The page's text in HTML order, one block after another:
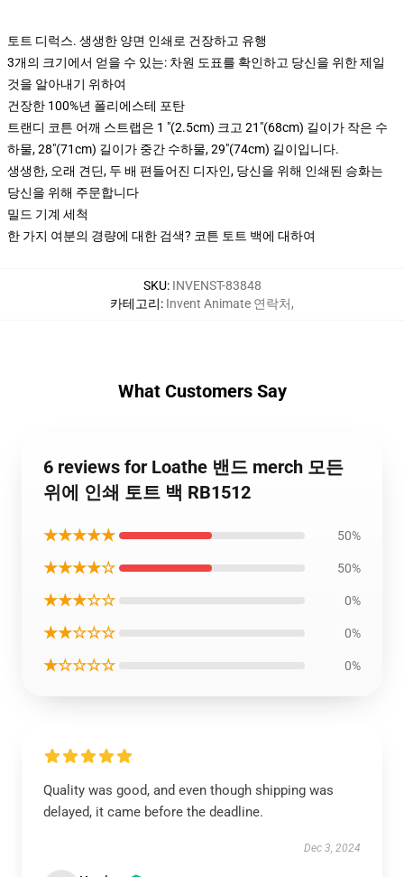
토트 디럭스. 생생한 양면 인쇄로 건장하고 유행
3개의 크기에서 얻을 수 있는: 차원 도표를 확인하고 당신을 위한 제일
것을 알아내기 위하여
건장한 100%년 폴리에스테 포탄
트랜디 코튼 어깨 스트랩은 1 "(2.5cm) 크고 21"(68cm) 길이가 작은 수
하물, 28"(71cm) 길이가 중간 수하물, 29"(74cm) 길이입니다.
생생한, 오래 견딘, 두 배 편들어진 디자인, 당신을 위해 인쇄된 승화는
당신을 위해 주문합니다
밀드 기계 세척
한 가지 여분의 경량에 대한 검색? 코튼 토트 백에 대하여
SKU: INVENST-83848
카테고리: Invent Animate 연락처,
What Customers Say
6 reviews for Loathe 밴드 merch 모든
위에 인쇄 토트 백 RB1512
★★★★★ 50%
★★★★☆ 50%
★★★☆☆ 0%
★★☆☆☆ 0%
★☆☆☆☆ 0%
Quality was good, and even though shipping was
delayed, it came before the deadline.
Dec 3, 2024